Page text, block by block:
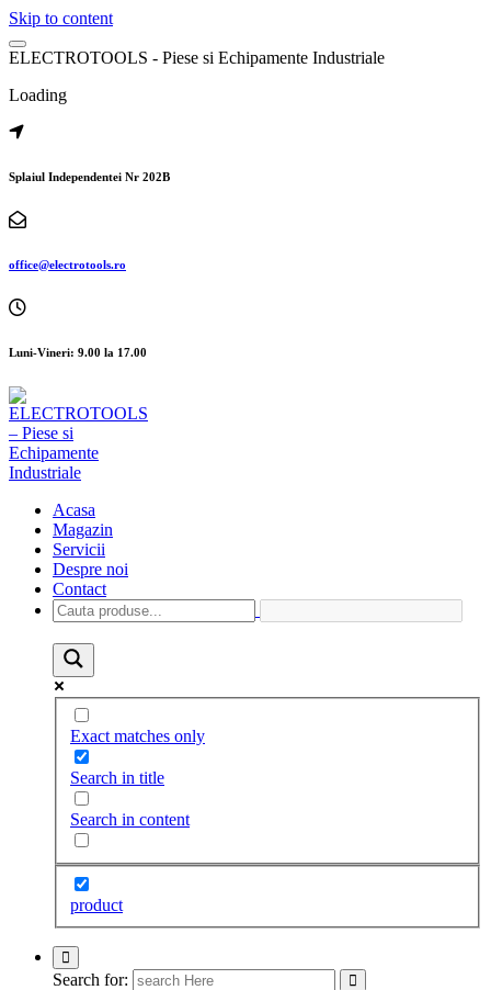
Skip to content
ELECTROTOOLS - Piese si Echipamente Industriale
Loading
Splaiul Independentei Nr 202B
office@electrotools.ro
Luni-Vineri: 9.00 la 17.00
Acasa
Magazin
Servicii
Despre noi
Contact
Exact matches only
Search in title
Search in content
product
Search for: